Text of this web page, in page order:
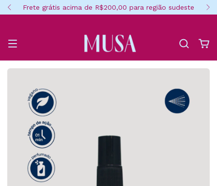
Frete grátis acima de R$200,00 para região sudeste